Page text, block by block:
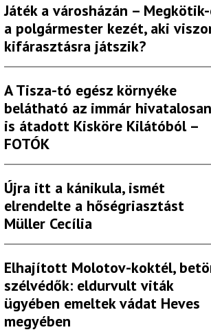
Játék a városházán –
a polgármester kezét, aki
kifárasztásra játszik?
A Tisza-tó egész környéke
belátható az immár hivatalosan
is átadott Kisköre Kilátóból –
FOTÓK
Újra itt a kánikula, ismét
elrendelte a hőségriasztást
Müller Cecília
Elhajított Molotov-koktél,
szélvédők: eldurvult viták
ügyében emeltek vádat Heves
megyében